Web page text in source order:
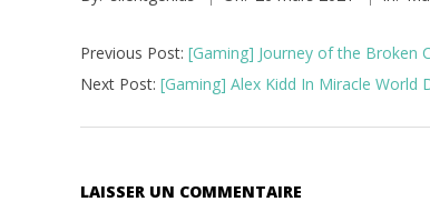
Previous Post: [Gaming] Journey of the Broken
Next Post: [Gaming] Alex Kidd In Miracle World
LAISSER UN COMMENTAIRE